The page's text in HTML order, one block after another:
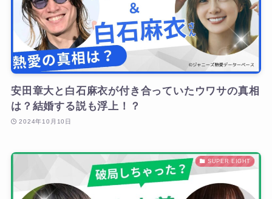
安田章大と白石麻衣が付き合っていたウワサの真相
は？結婚する説も浮上！？
2024年10月10日
SUPER EIGHT